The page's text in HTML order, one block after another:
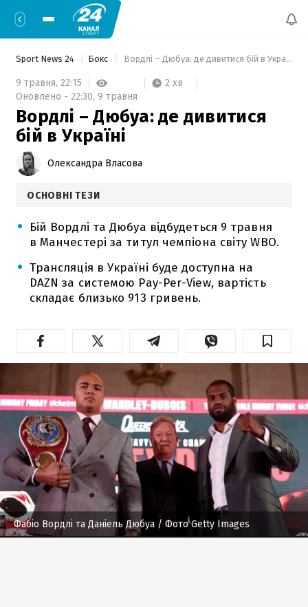
Sport News 24 Бокс Вордлі – Дюбуа: де дивитися бій в Україні
9 травня, 22:15
2 хв
Оновлено - 22:30, 9 травня
Вордлі – Дюбуа: де дивитися
бій в Україні
Олександра Власова
ОСНОВНІ ТЕЗИ
Бій Вордлі та Дюбуа відбудеться 9 травня
в Манчестері за титул чемпіона світу WBO.
Трансляція в Україні буде доступна на
DAZN за системою Pay-Per-View, вартість
складає близько 913 гривень.
Фабіо Вордлі та Даніель Дюбуа / Фото Getty Images